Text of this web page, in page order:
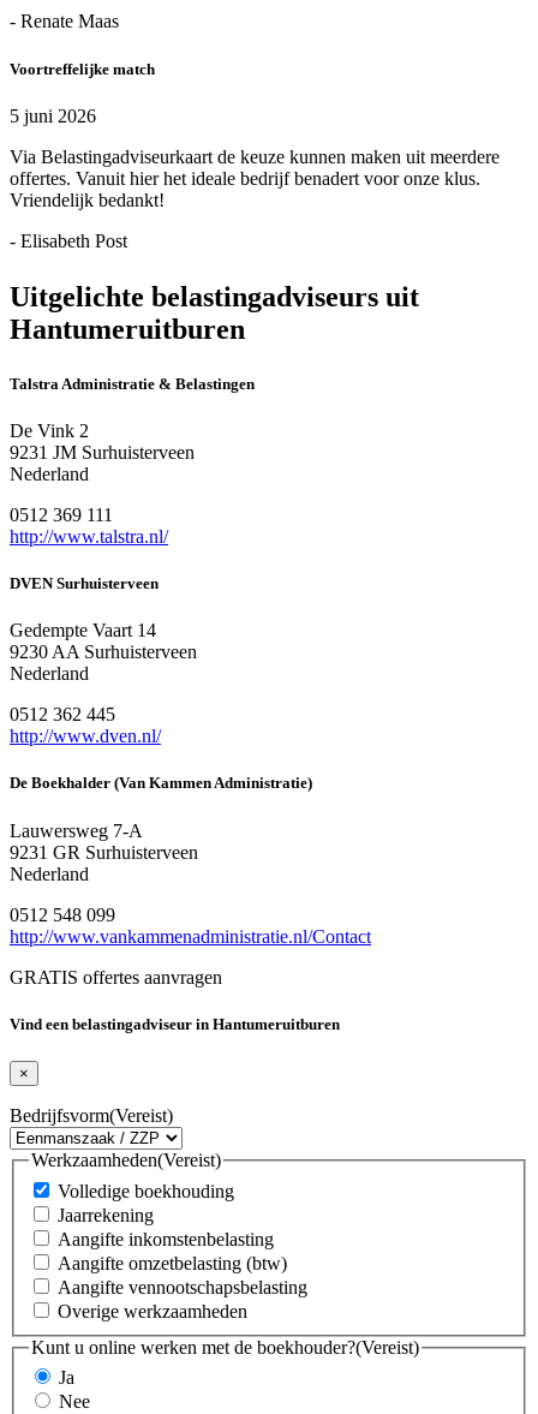
- Renate Maas
Voortreffelijke match
5 juni 2026
Via Belastingadviseurkaart de keuze kunnen maken uit meerdere
offertes. Vanuit hier het ideale bedrijf benadert voor onze klus.
Vriendelijk bedankt!
- Elisabeth Post
Uitgelichte belastingadviseurs uit
Hantumeruitburen
Talstra Administratie & Belastingen
De Vink 2
9231 JM Surhuisterveen
Nederland
0512 369 111
http://www.talstra.nl/
DVEN Surhuisterveen
Gedempte Vaart 14
9230 AA Surhuisterveen
Nederland
0512 362 445
http://www.dven.nl/
De Boekhalder (Van Kammen Administratie)
Lauwersweg 7-A
9231 GR Surhuisterveen
Nederland
0512 548 099
http://www.vankammenadministratie.nl/Contact
GRATIS offertes aanvragen
Vind een belastingadviseur in Hantumeruitburen
×
Bedrijfsvorm(Vereist)
Werkzaamheden(Vereist)
Volledige boekhouding
Jaarrekening
Aangifte inkomstenbelasting
Aangifte omzetbelasting (btw)
Aangifte vennootschapsbelasting
Overige werkzaamheden
Kunt u online werken met de boekhouder?(Vereist)
Ja
Nee